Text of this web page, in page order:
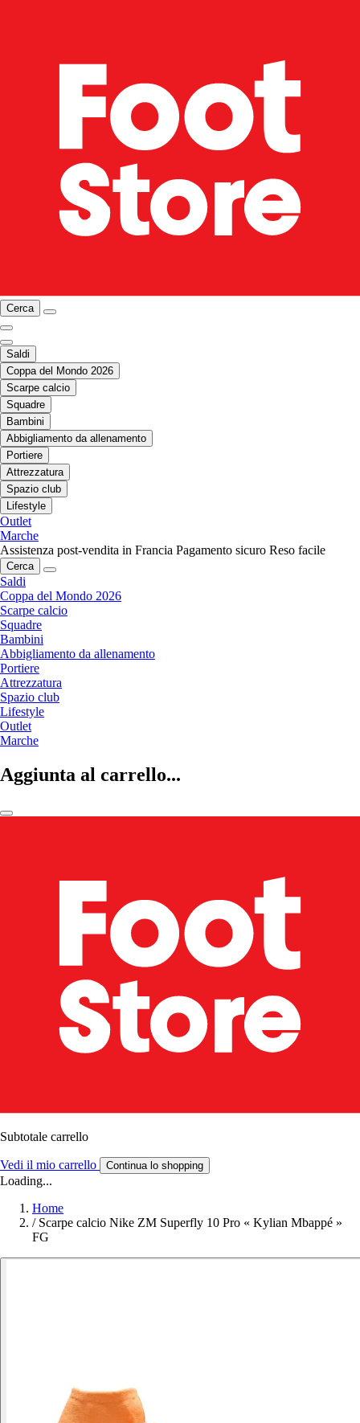
Cerca
Saldi
Coppa del Mondo 2026
Scarpe calcio
Squadre
Bambini
Abbigliamento da allenamento
Portiere
Attrezzatura
Spazio club
Lifestyle
Outlet
Marche
Assistenza post-vendita in Francia Pagamento sicuro Reso facile
Cerca
Saldi
Coppa del Mondo 2026
Scarpe calcio
Squadre
Bambini
Abbigliamento da allenamento
Portiere
Attrezzatura
Spazio club
Lifestyle
Outlet
Marche
Aggiunta al carrello...
Subtotale carrello
Vedi il mio carrello Continua lo shopping
Loading...
Home
/ Scarpe calcio Nike ZM Superfly 10 Pro « Kylian Mbappé »
FG